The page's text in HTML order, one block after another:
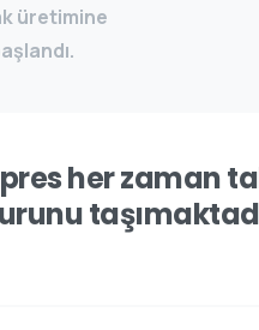
üretimine
her zaman